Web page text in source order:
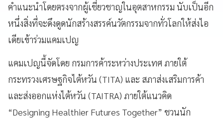
คำแนะนำโดยตรงจากผู้เชี่ยวชาญในอุตสาหกรรม นับเป็นอีก
หนึ่งสิ่งที่จะดึงดูดนักสร้างสรรค์นวัตกรรมจากทั่วโลกให้ส่งไอ
เดียเข้าร่วมแคมเปญ
แคมเปญนี้จัดโดย กรมการค้าระหว่างประเทศ ภายใต้
กระทรวงเศรษฐกิจไต้หวัน (TITA) และ สภาส่งเสริมการค้า
และส่งออกแห่งไต้หวัน (TAITRA) ภายใต้แนวคิด
“Designing Healthier Futures Together” ชวนนัก